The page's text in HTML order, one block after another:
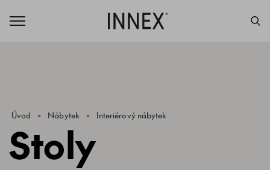
Úvod Nábytek Interiérový nábytek
Stoly